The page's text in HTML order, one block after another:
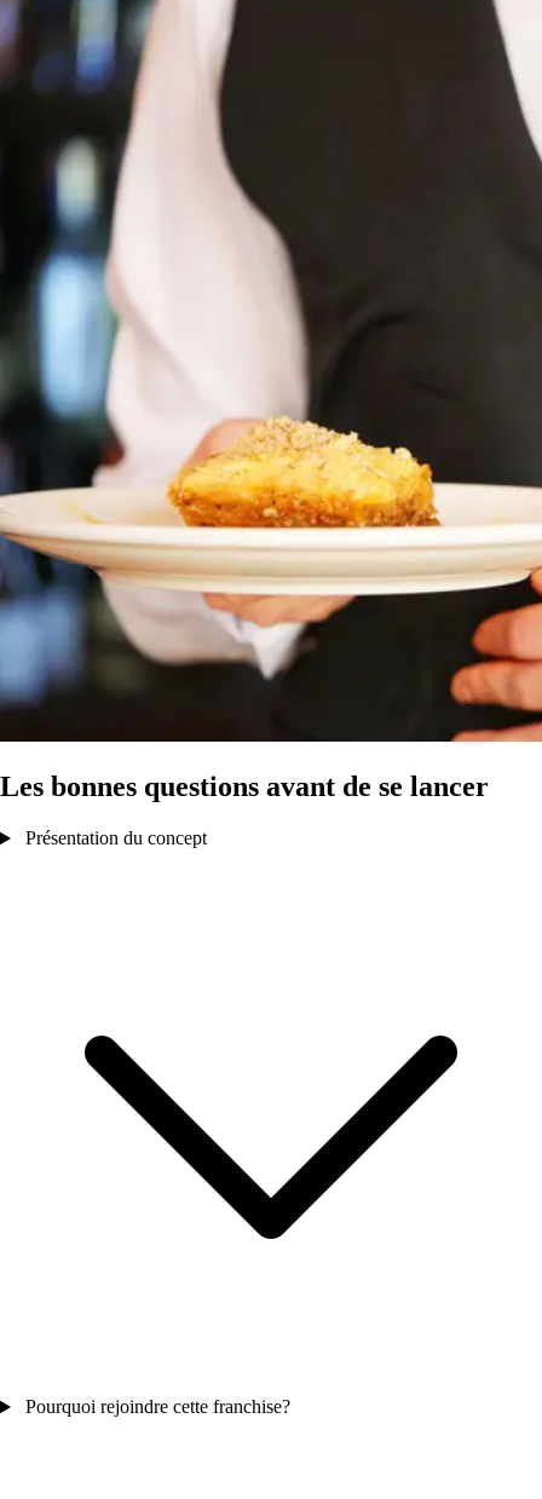
Les bonnes questions avant de se lancer
Présentation du concept
Pourquoi rejoindre cette franchise?